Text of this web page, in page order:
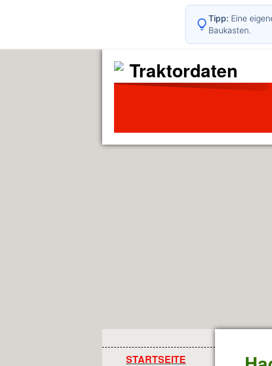
Traktordaten
STARTSEITE
Tipp: Eine
Baukasten.